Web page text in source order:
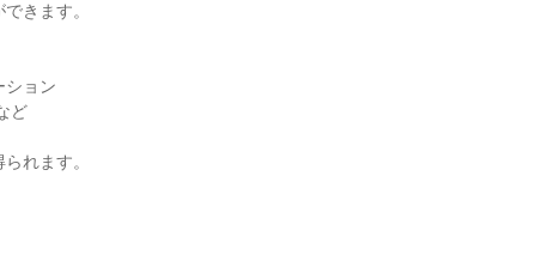
きます。
ション
ど
れます。